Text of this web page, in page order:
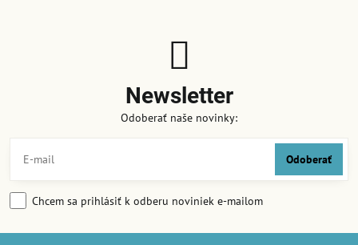
Newsletter
Odoberať naše novinky:
Odoberať
Chcem sa prihlásiť k odberu noviniek e-mailom